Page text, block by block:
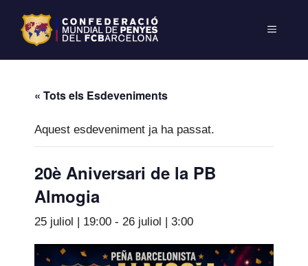
« Tots els Esdeveniments
Aquest esdeveniment ja ha passat.
20è Aniversari de la PB
Almogia
25 juliol | 19:00 - 26 juliol | 3:00